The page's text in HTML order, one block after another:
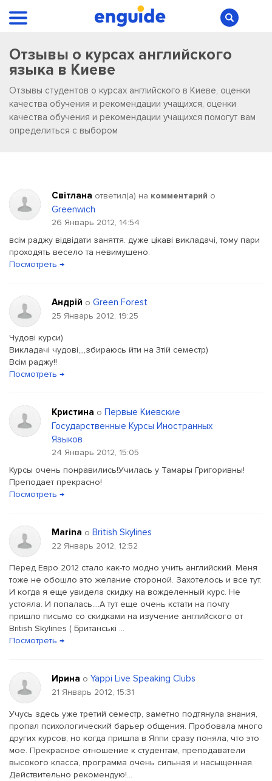
Отзывы о курсах английского
языка в Киеве
Отзывы студентов о курсах английского в Киеве, оценки
качества обучения и рекомендации учащихся, оценки
качества обучения и рекомендации учащихся помогут вам
определиться с выбором
Світлана ответил(a) на комментарий о
Greenwich
26 Январь 2012, 14:54
всім раджу відвідати заняття. дуже цікаві викладачі, тому пари
проходять весело та невимушено.
Посмотреть →
Андрій о Green Forest
25 Январь 2012, 19:25
Чудові курси)
Викладачі чудові,,,,збираюсь йти на 3тій семестр)
Всім раджу!!
Посмотреть →
Кристина о Первые Киевские
Государственные Курсы Иностранных
Языков
24 Январь 2012, 15:05
Курсы очень понравились!Училась у Тамары Григоривны!
Преподает прекрасно!
Посмотреть →
Marina о British Skylines
22 Январь 2012, 12:52
Перед Евро 2012 стало как-то модно учить английский. Меня
тоже не обошло это желание стороной. Захотелось и все тут.
И когда я еще увидела скидку на вожделенный курс. Не
устояла. И попалась....А тут еще очень кстати на почту
пришло письмо со скидками на изучение английского от
British Skylines ( Британські ...
Посмотреть →
Ирина о Yappi Live Speaking Clubs
21 Январь 2012, 15:31
Учусь здесь уже третий семестр, заметно подтянула знания,
пропал психологический барьер общения. Пробовала много
других курсов, но когда пришла в Яппи сразу поняла, что это
мое. Прекрасное отношение к студентам, преподаватели
высокого класса, программа очень сильная и насыщенная.
Действительно рекомендую!...